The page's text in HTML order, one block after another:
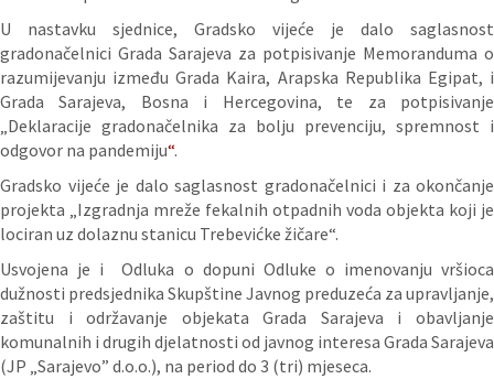
U nastavku sjednice, Gradsko vijeće je dalo saglasnost
gradonačelnici Grada Sarajeva za potpisivanje Memoranduma o
razumijevanju između Grada Kaira, Arapska Republika Egipat, i
Grada Sarajeva, Bosna i Hercegovina, te za potpisivanje
„Deklaracije gradonačelnika za bolju prevenciju, spremnost i
odgovor na pandemiju“.
Gradsko vijeće je dalo saglasnost gradonačelnici i za okončanje
projekta „Izgradnja mreže fekalnih otpadnih voda objekta koji je
lociran uz dolaznu stanicu Trebevićke žičare“.
Usvojena je i Odluka o dopuni Odluke o imenovanju vršioca
dužnosti predsjednika Skupštine Javnog preduzeća za upravljanje,
zaštitu i održavanje objekata Grada Sarajeva i obavljanje
komunalnih i drugih djelatnosti od javnog interesa Grada Sarajeva
(JP „Sarajevo” d.o.o.), na period do 3 (tri) mjeseca.